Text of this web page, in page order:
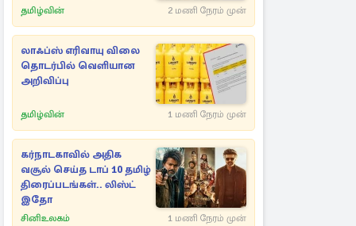
ஆரம்பம்
தமிழ்வின் 2 மணி நேரம் முன்
லாஃப்ஸ் எரிவாயு விலை
தொடர்பில் வெளியான
அறிவிப்பு
தமிழ்வின் 1 மணி நேரம் முன்
கர்நாடகாவில் அதிக
வசூல் செய்த டாப் 10 தமிழ்
திரைப்படங்கள்.. லிஸ்ட்
இதோ
சினிஉலகம் 1 மணி நேரம் முன்